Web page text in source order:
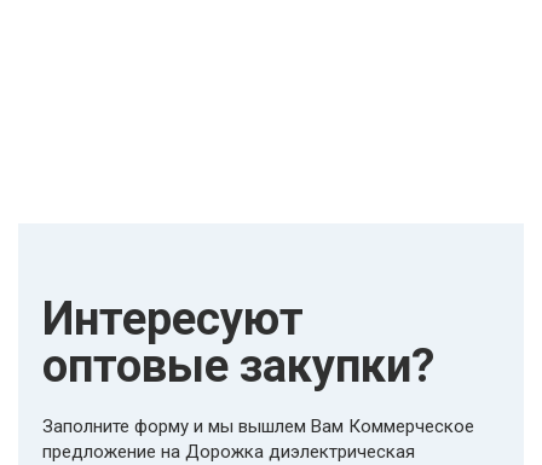
Интересуют
оптовые закупки?
Заполните форму и мы вышлем Вам Коммерческое
предложение на Дорожка диэлектрическая